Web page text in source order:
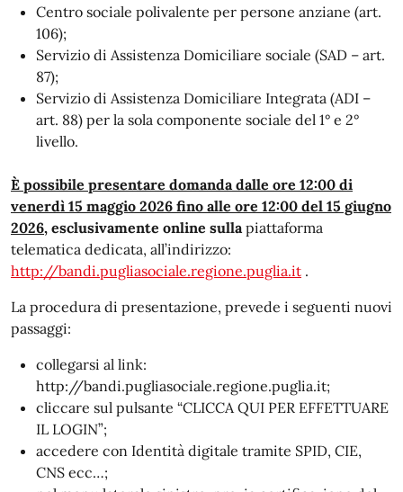
Centro sociale polivalente per persone anziane (art.
106);
Servizio di Assistenza Domiciliare sociale (SAD – art.
87);
Servizio di Assistenza Domiciliare Integrata (ADI –
art. 88) per la sola componente sociale del 1° e 2°
livello.
È possibile presentare domanda dalle ore 12:00 di
venerdì 15 maggio 2026 fino alle ore 12:00 del 15 giugno
2026, esclusivamente online sullapiattaforma
telematica dedicata, all’indirizzo:
http://bandi.pugliasociale.regione.puglia.it .
La procedura di presentazione, prevede i seguenti nuovi
passaggi:
collegarsi al link:
http://bandi.pugliasociale.regione.puglia.it;
cliccare sul pulsante “CLICCA QUI PER EFFETTUARE
IL LOGIN”;
accedere con Identità digitale tramite SPID, CIE,
CNS ecc…;